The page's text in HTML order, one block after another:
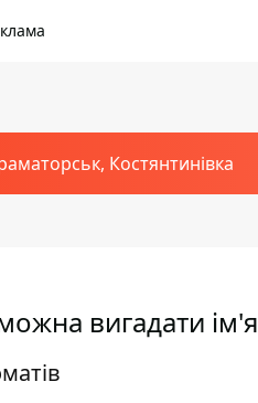
Костянтинівка
вигадати ім'я